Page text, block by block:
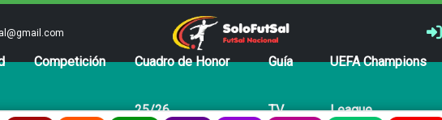
Competición Cuadro de Honor
25/26
Guía
TV
UEFA Champions
League